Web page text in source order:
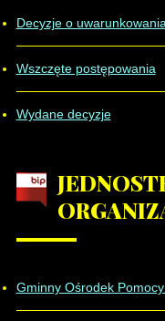
Decyzje o
Wszczęte postępowania
Wydane decyzje
Gminny Ośrodek Pomocy